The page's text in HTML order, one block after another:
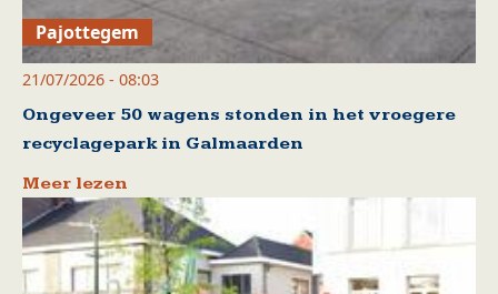
Pajottegem
21/07/2026 - 08:03
Ongeveer 50 wagens stonden in het vroegere
recyclagepark in Galmaarden
Meer lezen